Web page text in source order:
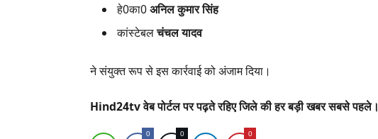
हे0का0अनिल कुमार सिंह
कांस्टेबलचंचल यादव
ने संयुक्त रूप से इस कार्रवाई को अंजाम दिया।
Hind24tv वेब पोर्टल पर पढ़ते रहिए जिले की हर बड़ी खबर सबसे पहले।
0 0 0